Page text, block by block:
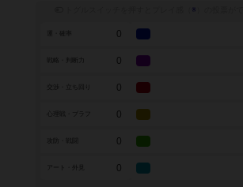
※
0
戦略・判断力 0
0
0
0
アート・外見 0